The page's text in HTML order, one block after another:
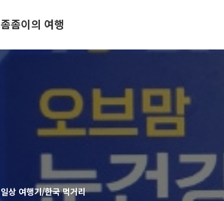
좀좀이의 여행
일상 여행기/한국 먹거리